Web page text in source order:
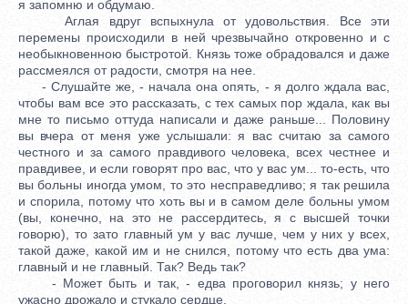
я запомню и обдумаю.
Аглая вдруг вспыхнула от удовольствия. Все эти
перемены происходили в ней чрезвычайно откровенно и с
необыкновенною быстротой. Князь тоже обрадовался и даже
рассмеялся от радости, смотря на нее.
- Слушайте же, - начала она опять, - я долго ждала вас,
чтобы вам все это рассказать, с тех самых пор ждала, как вы
мне то письмо оттуда написали и даже раньше... Половину
вы вчера от меня уже услышали: я вас считаю за самого
честного и за самого правдивого человека, всех честнее и
правдивее, и если говорят про вас, что у вас ум... то-есть, что
вы больны иногда умом, то это несправедливо; я так решила
и спорила, потому что хоть вы и в самом деле больны умом
(вы, конечно, на это не рассердитесь, я с высшей точки
говорю), то зато главный ум у вас лучше, чем у них у всех,
такой даже, какой им и не снился, потому что есть два ума:
главный и не главный. Так? Ведь так?
- Может быть и так, - едва проговорил князь; у него
ужасно дрожало и стукало сердце.